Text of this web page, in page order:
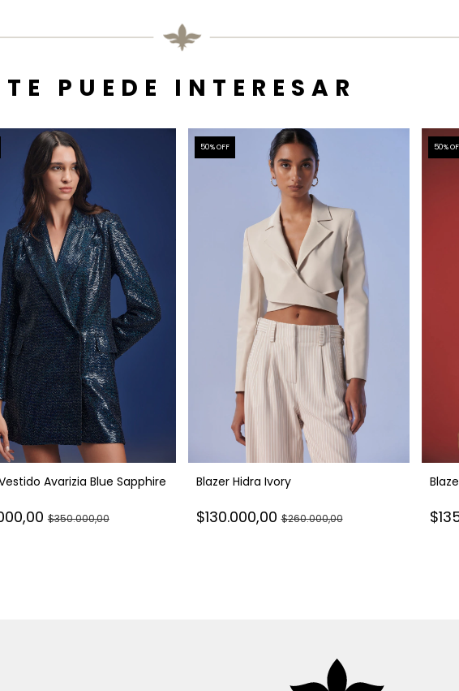
TE PUEDE INTERESAR
Avarizia Blue Sapphire
$350.000,00
50% OFF
Blazer Hidra Ivory
$130.000,00$260.000,00
50%